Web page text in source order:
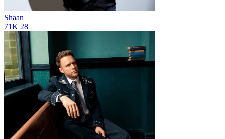
Shaan
71K 28